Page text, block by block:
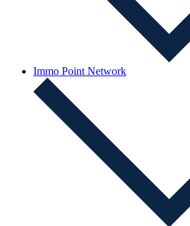
Immo Point Network